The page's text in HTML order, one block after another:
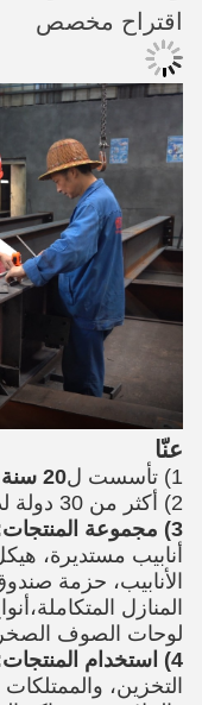
اقتراح مخصص
عنّا
1) تأسست ل
20 سنة في مجال الهياكل الفولاذية
2) أكثر من 30 دولة لديها مشاريع
3) مجموعة المنتجات:
أنابيب مستديرة،
الأنابيب، حزمة
المنازل
لوحات الصوف
4) استخدام المنتجات:
التخزين، والممتلكات